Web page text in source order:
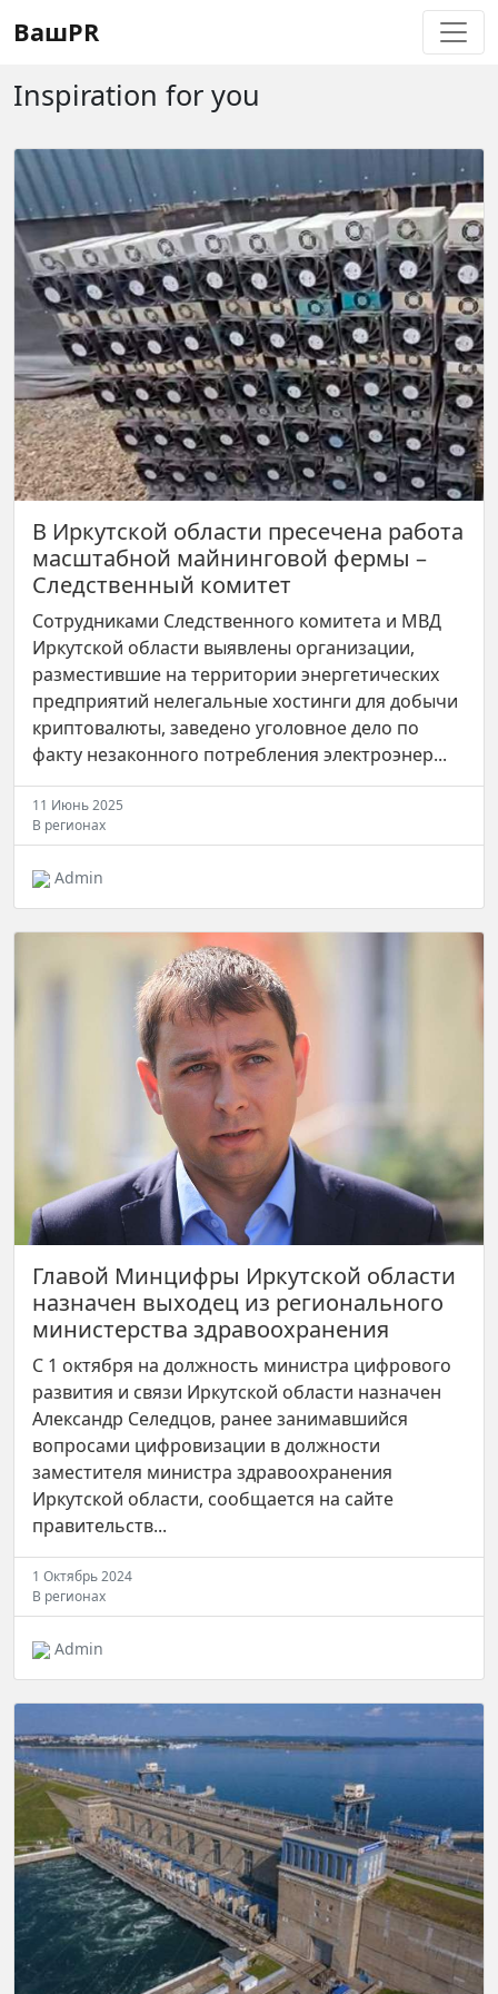
Регистрация
ВашPR
Inspiration for you
В Иркутской области пресечена работа
масштабной майнинговой фермы –
Следственный комитет
Сотрудниками Следственного комитета и МВД
Иркутской области выявлены организации,
разместившие на территории энергетических
предприятий нелегальные хостинги для добычи
криптовалюты, заведено уголовное дело по
факту незаконного потребления электроэнер...
11 Июнь 2025
В регионах
Admin
Главой Минцифры Иркутской области
назначен выходец из регионального
министерства здравоохранения
С 1 октября на должность министра цифрового
развития и связи Иркутской области назначен
Александр Селедцов, ранее занимавшийся
вопросами цифровизации в должности
заместителя министра здравоохранения
Иркутской области, сообщается на сайте
правительств...
1 Октябрь 2024
В регионах
Admin